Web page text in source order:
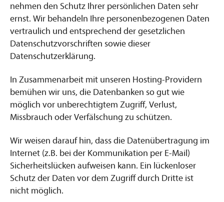
nehmen den Schutz Ihrer persönlichen Daten sehr
ernst. Wir behandeln Ihre personenbezogenen Daten
vertraulich und entsprechend der gesetzlichen
Datenschutzvorschriften sowie dieser
Datenschutzerklärung.
In Zusammenarbeit mit unseren Hosting-Providern
bemühen wir uns, die Datenbanken so gut wie
möglich vor unberechtigtem Zugriff, Verlust,
Missbrauch oder Verfälschung zu schützen.
Wir weisen darauf hin, dass die Datenübertragung im
Internet (z.B. bei der Kommunikation per E-Mail)
Sicherheitslücken aufweisen kann. Ein lückenloser
Schutz der Daten vor dem Zugriff durch Dritte ist
nicht möglich.